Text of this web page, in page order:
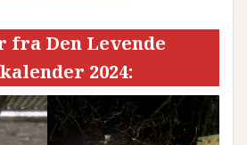
fra Den Levende
2024: